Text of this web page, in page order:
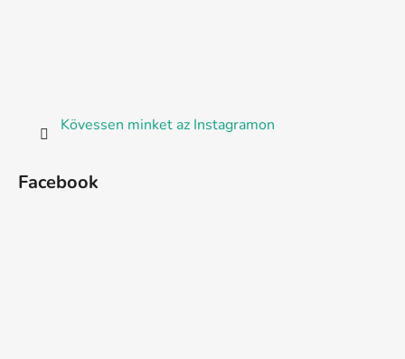
Kövessen minket az Instagramon
Facebook